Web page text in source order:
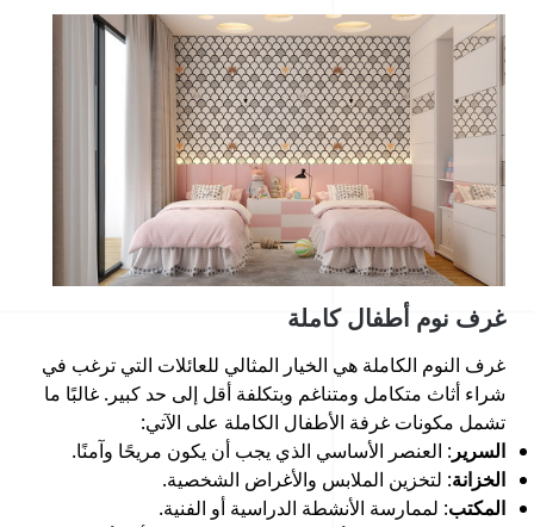
غرف نوم أطفال كاملة
غرف النوم الكاملة هي الخيار المثالي للعائلات التي ترغب في
شراء أثاث متكامل ومتناغم وبتكلفة أقل إلى حد كبير. غالبًا ما
تشمل مكونات غرفة الأطفال الكاملة على الآتي:
السرير : العنصر الأساسي الذي يجب أن يكون مريحًا وآمنًا.
الخزانة: لتخزين الملابس والأغراض الشخصية.
المكتب: لممارسة الأنشطة الدراسية أو الفنية.